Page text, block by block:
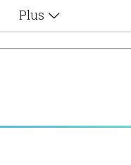
Plus